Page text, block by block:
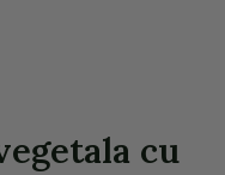
cu